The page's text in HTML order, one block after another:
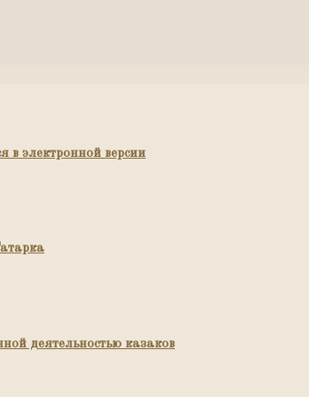
в электронной версии
деятельностью казаков